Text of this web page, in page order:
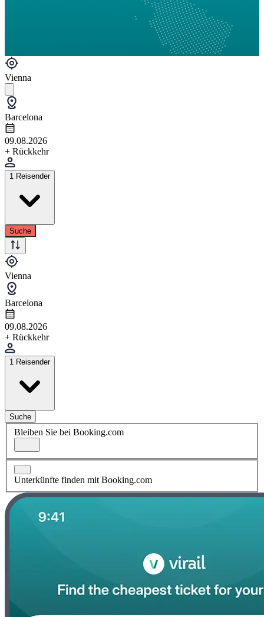
Vienna
Barcelona
09.08.2026
+ Rückkehr
1 Reisender
Suche
Vienna
Barcelona
09.08.2026
+ Rückkehr
1 Reisender
Suche
Bleiben Sie bei Booking.com
Unterkünfte finden mit Booking.com